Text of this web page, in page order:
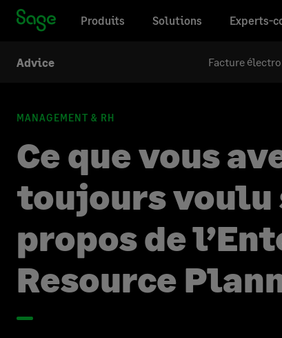
Produits
Solutions Experts-
Advice Facture
MANAGEMENT & RH
Ce que vous
toujours voulu
propos de
Resource